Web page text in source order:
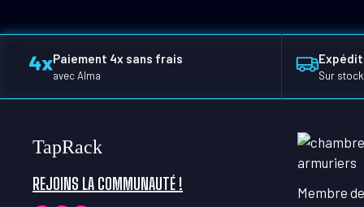
Paiement 4x sans frais
avec Alma Sur stock
TapRack
REJOINS LA COMMUNAUTÉ !
Membre